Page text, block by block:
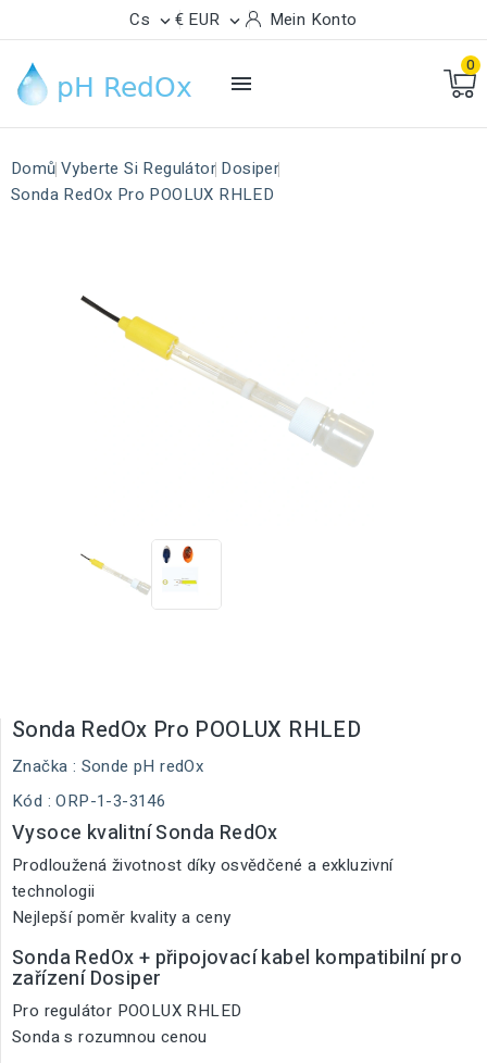
Cs  € EUR  Mein Konto

0
Domů Vyberte Si Regulátor Dosiper
Sonda RedOx Pro POOLUX RHLED
Sonda RedOx Pro POOLUX RHLED
Značka : Sonde pH redOx
Kód : ORP-1-3-3146
Vysoce kvalitní Sonda RedOx
Prodloužená životnost díky osvědčené a exkluzivní
technologii
Nejlepší poměr kvality a ceny
Sonda RedOx + připojovací kabel kompatibilní pro
zařízení Dosiper
Pro regulátor POOLUX RHLED
Sonda s rozumnou cenou